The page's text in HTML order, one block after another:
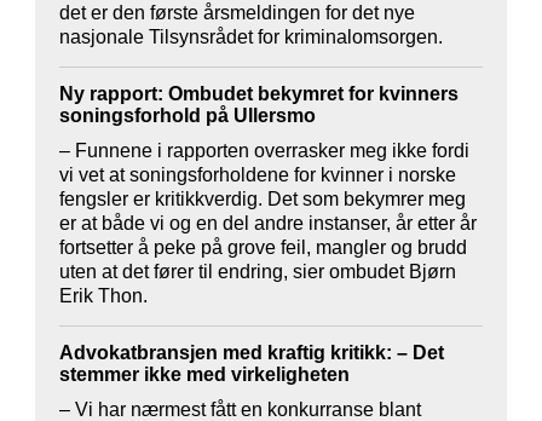
det er den første årsmeldingen for det nye
nasjonale Tilsynsrådet for kriminalomsorgen.
Ny rapport: Ombudet bekymret for kvinners
soningsforhold på Ullersmo
– Funnene i rapporten overrasker meg ikke fordi
vi vet at soningsforholdene for kvinner i norske
fengsler er kritikkverdig. Det som bekymrer meg
er at både vi og en del andre instanser, år etter år
fortsetter å peke på grove feil, mangler og brudd
uten at det fører til endring, sier ombudet Bjørn
Erik Thon.
Advokatbransjen med kraftig kritikk: – Det
stemmer ikke med virkeligheten
– Vi har nærmest fått en konkurranse blant